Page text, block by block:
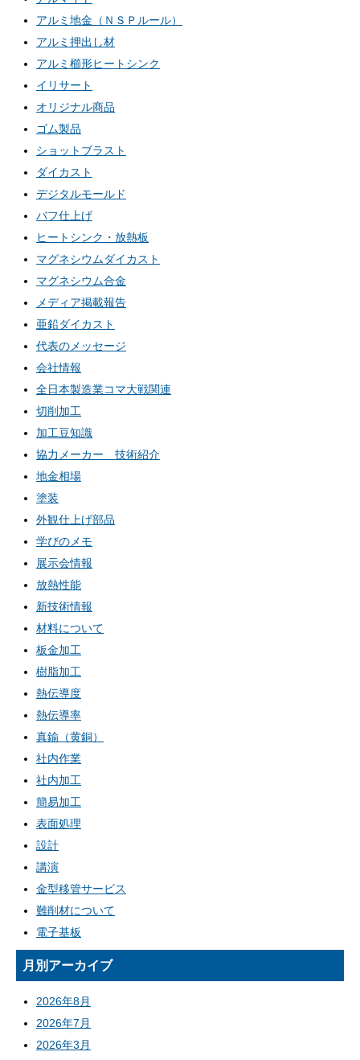
アルミ地金（ＮＳＰルール）
アルミ押出し材
アルミ櫛形ヒートシンク
イリサート
オリジナル商品
ゴム製品
ショットブラスト
ダイカスト
デジタルモールド
バフ仕上げ
ヒートシンク・放熱板
マグネシウムダイカスト
マグネシウム合金
メディア掲載報告
亜鉛ダイカスト
代表のメッセージ
会社情報
全日本製造業コマ大戦関連
切削加工
加工豆知識
協力メーカー 技術紹介
地金相場
塗装
外観仕上げ部品
学びのメモ
展示会情報
放熱性能
新技術情報
材料について
板金加工
樹脂加工
熱伝導度
熱伝導率
真鍮（黄銅）
社内作業
社内加工
簡易加工
表面処理
設計
講演
金型移管サービス
難削材について
電子基板
月別アーカイブ
2026年8月
2026年7月
2026年3月